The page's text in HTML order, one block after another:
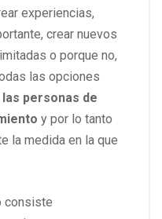
experiencias,
crear nuevos
o porque no,
las opciones
personas de
y por lo tanto
la medida en la que
consiste